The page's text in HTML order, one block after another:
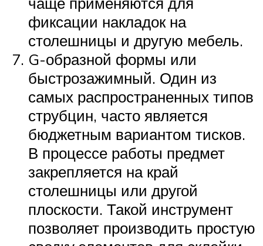
фиксации накладок на
столешницы и другую мебель.
G-образной формы или
быстрозажимный. Один из
самых распространенных типов
струбцин, часто является
бюджетным вариантом тисков.
В процессе работы предмет
закрепляется на край
столешницы или другой
плоскости. Такой инструмент
позволяет производить простую